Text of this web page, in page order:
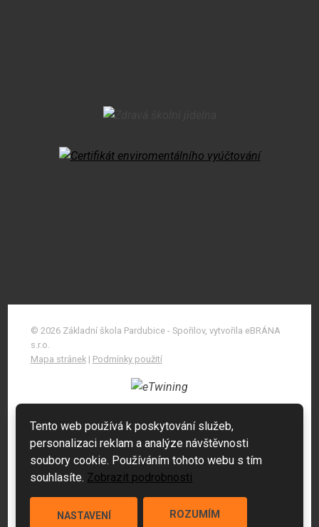
© 2026 Základní škola Pardubice - Spořilov, vytvořila eBRÁNA
s.r.o.
Mapa stránek| Podmínky použití
Tento web používá k poskytování služeb,
personalizaci reklam a analýze návštěvnosti
soubory cookie. Používáním tohoto webu s tím
souhlasíte. Zobrazit podrobnosti
NASTAVENÍ ROZUMÍM